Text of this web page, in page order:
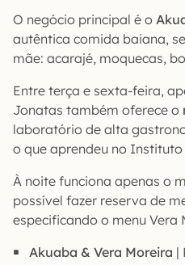
O negócio principal é o
autêntica comida baiana,
mãe: acarajé, moquecas,
Entre terça e sexta-feira,
Jonatas também oferece o
laboratório de alta
o que aprendeu no Instituto
À noite funciona apenas o
possível fazer reserva de
especificando o menu Vera
Akuaba & Vera Moreira |